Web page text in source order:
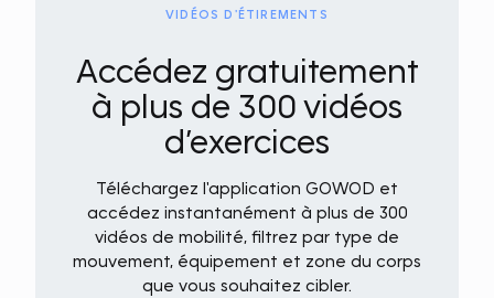
VIDÉOS D'ÉTIREMENTS
Accédez gratuitement
à plus de 300 vidéos
d’exercices
Téléchargez l'application GOWOD et
accédez instantanément à plus de 300
vidéos de mobilité, filtrez par type de
mouvement, équipement et zone du corps
que vous souhaitez cibler.